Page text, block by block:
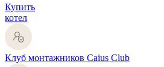
Купить
котел
Клуб монтажников Caius Club